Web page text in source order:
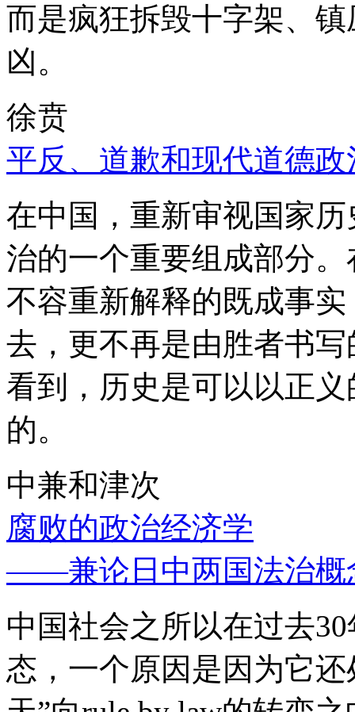
而是疯狂拆毁十字架、
凶。
徐贲
平反、道歉和现代道德政
在中国，重新审视国家
治的一个重要组成部分
不容重新解释的既成事
去，更不再是由胜者书
看到，历史是可以以正
的。
中兼和津次
腐败的政治经济学
——兼论日中两国法治概
中国社会之所以在过去
态，一个原因是因为它